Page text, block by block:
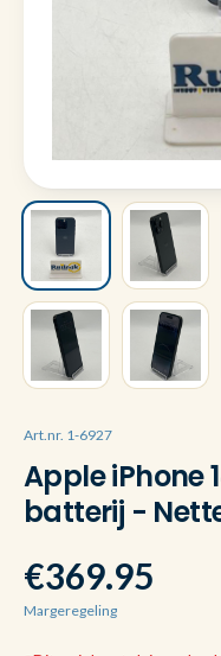
Art.nr. 1-6927
Apple iPhone
batterij -
€369.95
Margeregeling